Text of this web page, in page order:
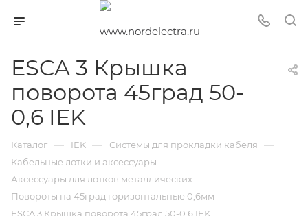
ESCA 3 Крышка
поворота 45град 50-
0,6 IEK
Каталог — IEK — Системы для прокладки кабеля —
Кабельные лотки и аксессуары —
Аксессуары для лотков металлических —
Повороты на 45град горизонтальные 0,6мм —
ESCA 3 Крышка поворота 45град 50-0,6 IEK